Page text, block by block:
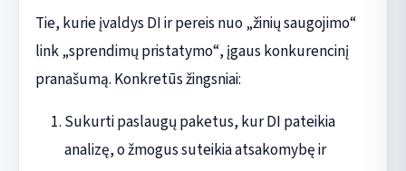
Tie, kurie įvaldys DI ir pereis nuo „žinių saugojimo“
link „sprendimų pristatymo“, įgaus konkurencinį
pranašumą. Konkretūs žingsniai:
Sukurti paslaugų paketus, kur DI pateikia
analizę, o žmogus suteikia atsakomybę ir